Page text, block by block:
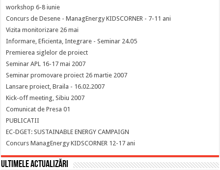
workshop 6-8 iunie
Concurs de Desene - ManagEnergy KIDSCORNER - 7-11 ani
Vizita monitorizare 26 mai
Informare, Eficienta, Integrare - Seminar 24.05
Premierea siglelor de proiect
Seminar APL 16-17 mai 2007
Seminar promovare proiect 26 martie 2007
Lansare proiect, Braila - 16.02.2007
Kick-off meeting, Sibiu 2007
Comunicat de Presa 01
PUBLICATII
EC-DGET: SUSTAINABLE ENERGY CAMPAIGN
Concurs ManagEnergy KIDSCORNER 12-17 ani
Ultimele actualizări